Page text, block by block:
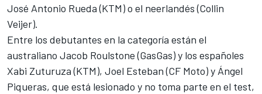
José Antonio Rueda (KTM) o el neerlandés (Collin
Veijer).
Entre los debutantes en la categoría están el
australiano Jacob Roulstone (GasGas) y los españoles
Xabi Zuturuza (KTM), Joel Esteban (CF Moto) y Ángel
Piqueras, que está lesionado y no toma parte en el test,